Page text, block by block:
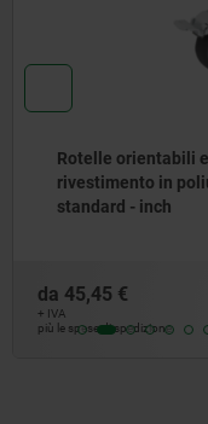
Rotelle orientabili
rivestimento in
standard - inch
da 45,45 €
+ IVA
più le spese di spedizione